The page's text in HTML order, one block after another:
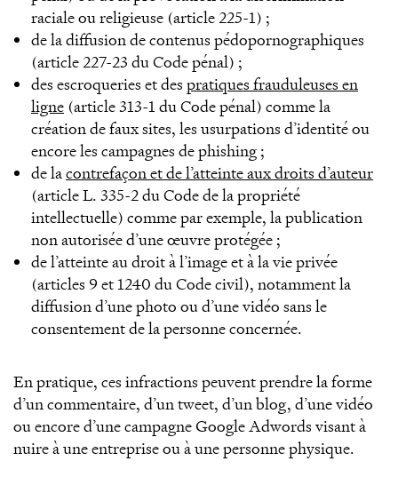
raciale ou religieuse (article 225-1) ;
de la diffusion de contenus pédopornographiques
(article 227-23 du Code pénal) ;
des escroqueries et des pratiques frauduleuses en
ligne (article 313-1 du Code pénal) comme la
création de faux sites, les usurpations d’identité ou
encore les campagnes de phishing ;
de lacontrefaçon et de l’atteinte aux droits d’auteur
(article L. 335-2 du Code de la propriété
intellectuelle) comme par exemple, la publication
non autorisée d’une œuvre protégée ;
de l’atteinte au droit à l’image et à la vie privée
(articles 9 et 1240 du Code civil), notamment la
diffusion d’une photo ou d’une vidéo sans le
consentement de la personne concernée.
En pratique, ces infractions peuvent prendre la forme
d’un commentaire, d’un tweet, d’un blog, d’une vidéo
ou encore d’une campagne Google Adwords visant à
nuire à une entreprise ou à une personne physique.